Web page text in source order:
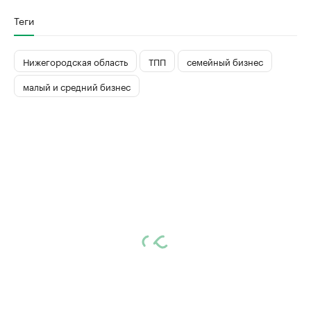
Теги
Нижегородская область ТПП
семейный бизнес
малый и средний бизнес